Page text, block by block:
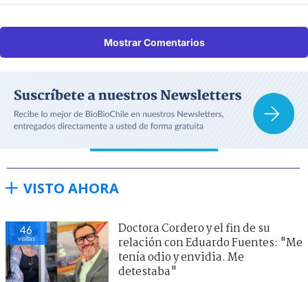
Mostrar Comentarios
VISTO AHORA
46
visitas
Doctora Cordero y el fin de su
relación con Eduardo Fuentes: "Me
tenía odio y envidia. Me
detestaba"